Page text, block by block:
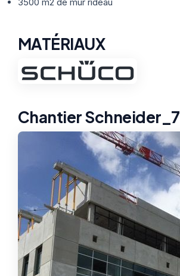
Nos Formules ACTUALITÉS
MATÉRIAUX
Chantier Schneider_7